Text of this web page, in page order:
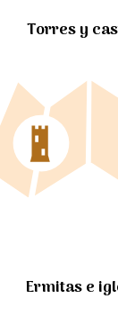
Torres y
Ermitas e